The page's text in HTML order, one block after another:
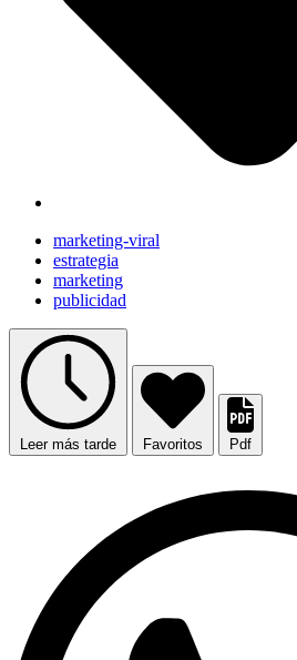
marketing-viral
estrategia
marketing
publicidad
Leer más tarde Favoritos Pdf